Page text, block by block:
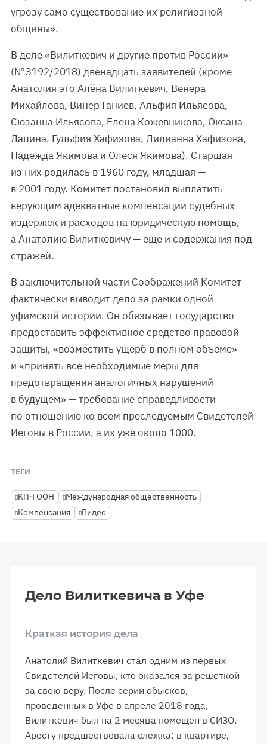
угрозу само существование их религиозной
общины».
В деле «Вилиткевич и другие против России»
(№ 3192/2018) двенадцать заявителей (кроме
Анатолия это Алёна Вилиткевич, Венера
Михайлова, Винер Ганиев, Альфия Ильясова,
Сюзанна Ильясова, Елена Кожевникова, Оксана
Лапина, Гульфия Хафизова, Лилианна Хафизова,
Надежда Якимова и Олеся Якимова). Старшая
из них родилась в 1960 году, младшая —
в 2001 году. Комитет постановил выплатить
верующим адекватные компенсации судебных
издержек и расходов на юридическую помощь,
а Анатолию Вилиткевичу — еще и содержания под
стражей.
В заключительной части Соображений Комитет
фактически выводит дело за рамки одной
уфимской истории. Он обязывает государство
предоставить эффективное средство правовой
защиты, «возместить ущерб в полном объеме»
и «принять все необходимые меры для
предотвращения аналогичных нарушений
в будущем» — требование справедливости
по отношению ко всем преследуемым Свидетелей
Иеговы в России, а их уже около 1000.
ТЕГИ
КПЧ ООН
Международная общественность
Компенсация
Видео
Дело Вилиткевича в Уфе
Краткая история дела
Анатолий Вилиткевич стал одним из первых
Свидетелей Иеговы, кто оказался за решеткой
за свою веру. После серии обысков,
проведенных в Уфе в апреле 2018 года,
Вилиткевич был на 2 месяца помещен в СИЗО.
Аресту предшествовала слежка: в квартире,